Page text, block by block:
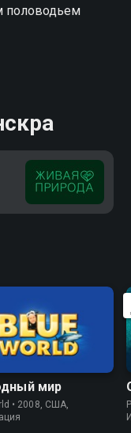
половодьем
мир
• 2008, США,